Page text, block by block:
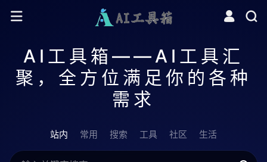
AI工具箱——AI工具汇
聚，全方位满足你的各种
需求
站内 常用 搜索 工具 社区 生活